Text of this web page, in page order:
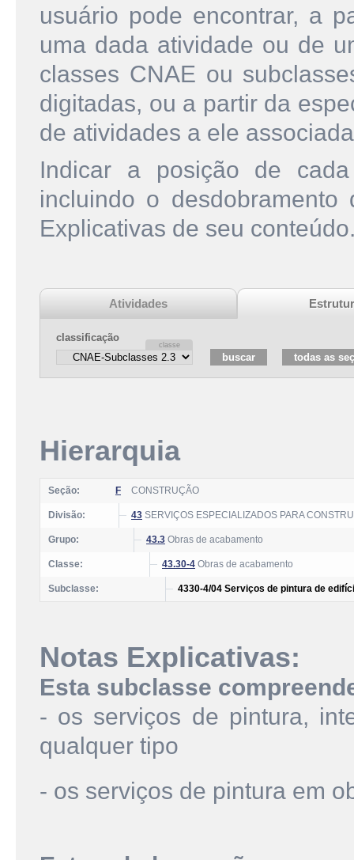
usuário pode encontrar, a
uma dada atividade ou de
classes CNAE ou
digitadas, ou a partir da
de atividades a ele
Indicar a posição de
incluindo o
Explicativas de seu
Atividades
classificação
Hierarquia
Seção: F CONSTRUÇÃO
Divisão: 43 SERVIÇOS ESPECIALIZADOS PARA
Grupo: 43.3 Obras de acabamento
Classe: 43.30-4 Obras de acabamento
Subclasse: 4330-4/04 Serviços de pintura de
Notas Explicativas:
Esta subclasse
- os serviços de pintura,
qualquer tipo
- os serviços de pintura em